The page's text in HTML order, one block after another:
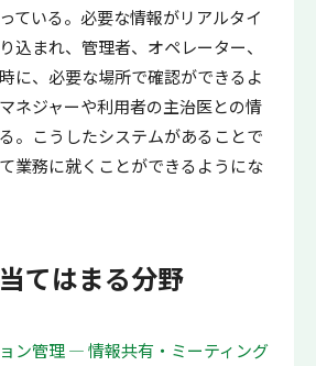
ている。必要な情報がリアルタイ
込まれ、管理者、オペレーター、
に、必要な場所で確認ができるよ
ネジャーや利用者の主治医との情
。こうしたシステムがあることで
業務に就くことができるようにな
てはまる分野
ン管理 ― 情報共有・ミーティング